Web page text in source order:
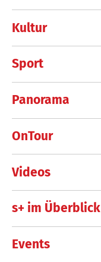
Kultur
Sport
Panorama
OnTour
Videos
s+ im Überblick
Events